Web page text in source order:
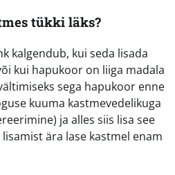
tükki läks?
kalgendub, kui seda lisada
kui hapukoor on liiga madala
sega hapukoor enne
kuuma kastmevedelikuga
ja alles siis lisa see
ära lase kastmel enam